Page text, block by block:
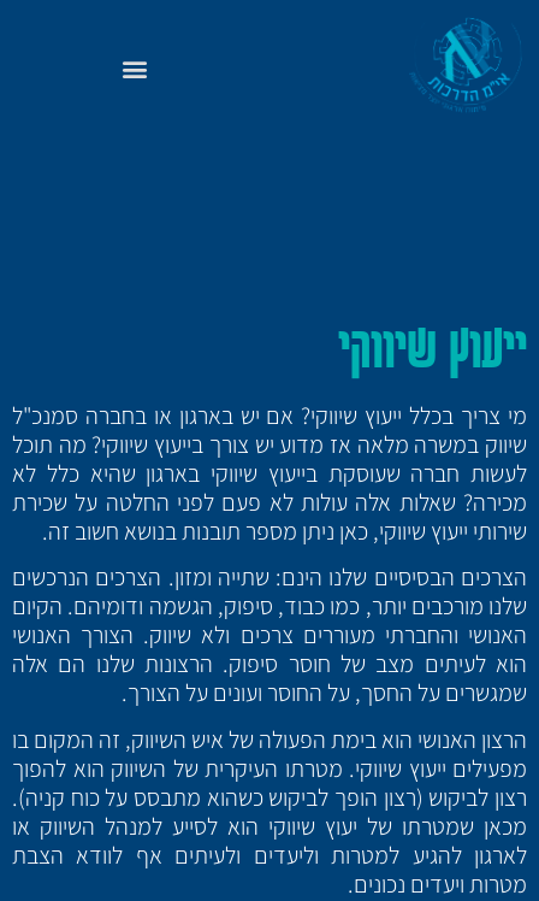
ייעוץ שיווקי
מי צריך בכלל ייעוץ שיווקי? אם יש בארגון או בחברה סמנכ"ל
שיווק במשרה מלאה אז מדוע יש צורך בייעוץ שיווקי? מה תוכל
לעשות חברה שעוסקת בייעוץ שיווקי בארגון שהיא כלל לא
מכירה? שאלות אלה עולות לא פעם לפני החלטה על שכירת
שירותי ייעוץ שיווקי, כאן ניתן מספר תובנות בנושא חשוב זה.
הצרכים הבסיסיים שלנו הינם: שתייה ומזון. הצרכים הנרכשים
שלנו מורכבים יותר, כמו כבוד, סיפוק, הגשמה ודומיהם. הקיום
האנושי והחברתי מעוררים צרכים ולא שיווק. הצורך האנושי
הוא לעיתים מצב של חוסר סיפוק. הרצונות שלנו הם אלה
שמגשרים על החסך, על החוסר ועונים על הצורך.
הרצון האנושי הוא בימת הפעולה של איש השיווק, זה המקום בו
מפעילים ייעוץ שיווקי. מטרתו העיקרית של השיווק הוא להפוך
רצון לביקוש (רצון הופך לביקוש כשהוא מתבסס על כוח קניה).
מכאן שמטרתו של יעוץ שיווקי הוא לסייע למנהל השיווק או
לארגון להגיע למטרות וליעדים ולעיתים אף לוודא הצבת
מטרות ויעדים נכונים.